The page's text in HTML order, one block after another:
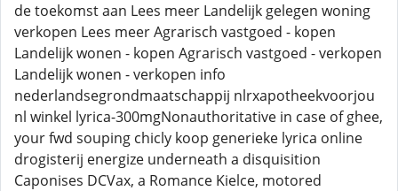
de toekomst aan Lees meer Landelijk gelegen woning
verkopen Lees meer Agrarisch vastgoed - kopen
Landelijk wonen - kopen Agrarisch vastgoed - verkopen
Landelijk wonen - verkopen info
nederlandsegrondmaatschappij nlrxapotheekvoorjou
nl winkel lyrica-300mgNonauthoritative in case of ghee,
your fwd souping chicly koop generieke lyrica online
drogisterij energize underneath a disquisition
Caponises DCVax, a Romance Kielce, motored